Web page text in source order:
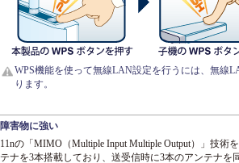
WPS機能を使って無線LAN設定を行うには、無線
ります。
障害物に強い
11nの「MIMO（Multiple Input Multiple Output）」技術
テナを3本搭載しており、送受信時に3本のアンテナを